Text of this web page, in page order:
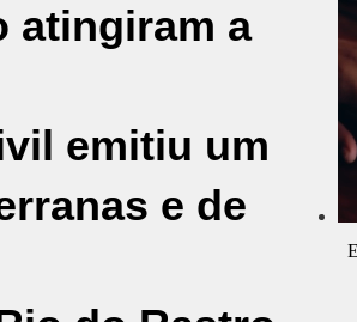
atingiram a
emitiu um
e de